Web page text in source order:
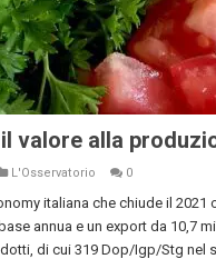
valore alla
L'Osservatorio 0
italiana che chiude il
annua e un export da 10,7
di cui 319 Dop/Igp/Stg nel